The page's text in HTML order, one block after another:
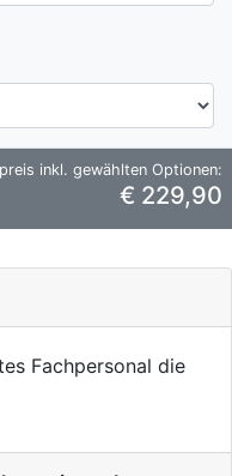
inkl. gewählten Optionen:
€ 229,90
Fachpersonal die